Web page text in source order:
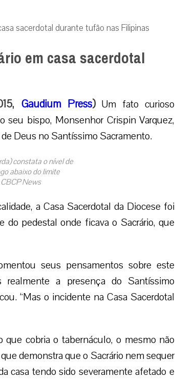
sacerdotal durante tufão nas Filipinas
em casa sacerdotal
Gaudium Press)Um fato curioso
seu bispo, Monsenhor Crispin Varquez,
Deus no Santíssimo Sacramento.
constata o nível de
abaixo do limite
News
a Casa Sacerdotal da Diocese foi
do pedestal onde ficava o Sacrário, que
seus pensamentos sobre este
realmente a presença do Santíssimo
“Mas o incidente na Casa Sacerdotal
cobria o tabernáculo, o mesmo não
demonstra que o Sacrário nem sequer
casa tendo sido severamente afetado e